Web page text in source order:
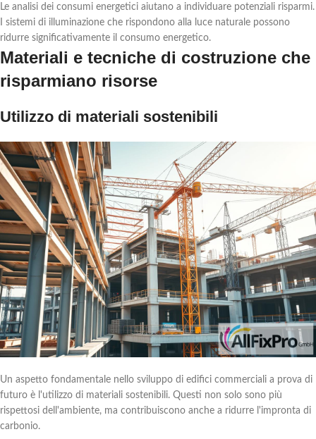
Le analisi dei consumi energetici aiutano a individuare potenziali risparmi.
I sistemi di illuminazione che rispondono alla luce naturale possono
ridurre significativamente il consumo energetico.
Materiali e tecniche di costruzione che
risparmiano risorse
Utilizzo di materiali sostenibili
Un aspetto fondamentale nello sviluppo di edifici commerciali a prova di
futuro è l'utilizzo di materiali sostenibili. Questi non solo sono più
rispettosi dell'ambiente, ma contribuiscono anche a ridurre l'impronta di
carbonio.